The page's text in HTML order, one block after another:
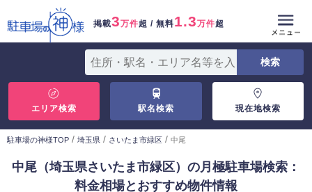
掲載3万件超 / 無料1.3万件超
エリア検索 駅名検索 現在地検索
駐車場の神様TOP / 埼玉県 / さいたま市緑区 / 中尾
中尾（埼玉県さいたま市緑区）の月極駐車場検索：
料金相場とおすすめ物件情報